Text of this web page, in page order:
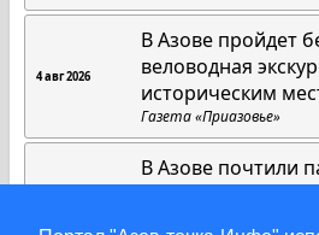
4 авг 2026
В Азове пройдет
веловодная
историческим
Газета «Приазовье»
В Азове почтили